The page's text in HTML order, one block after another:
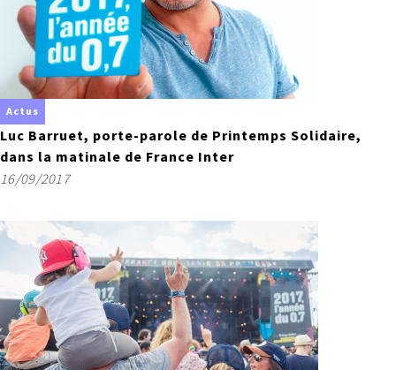
Actus
Luc Barruet, porte-parole de Printemps Solidaire,
dans la matinale de France Inter
16/09/2017